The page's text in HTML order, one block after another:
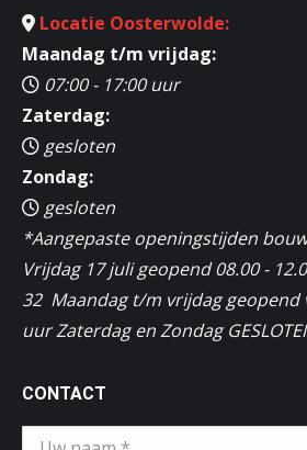
Locatie Oosterwolde:
Maandag t/m vrijdag:
07:00 - 17:00 uur
Zaterdag:
gesloten
Zondag:
gesloten
*Aangepaste openingstijden
Vrijdag 17 juli geopend 08.00 -
32 Maandag t/m vrijdag geopend
uur Zaterdag en Zondag
CONTACT